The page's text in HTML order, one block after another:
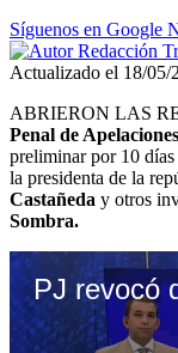
Síguenos en Google
Actualizado el 18/05/
ABRIERON LAS
Penal de
preliminar por 10
la presidenta de la
Castañeda y otros
Sombra.